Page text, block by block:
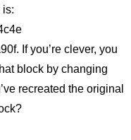
is:
If you’re clever, you
block by changing
recreated the original